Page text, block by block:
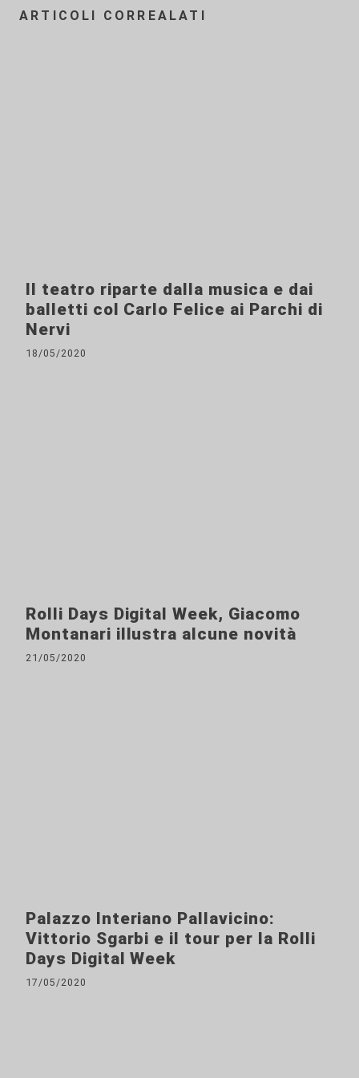
ARTICOLI CORREALATI
Il teatro riparte dalla musica e dai
balletti col Carlo Felice ai Parchi di
Nervi
18/05/2020
Rolli Days Digital Week, Giacomo
Montanari illustra alcune novità
21/05/2020
Palazzo Interiano Pallavicino:
Vittorio Sgarbi e il tour per la Rolli
Days Digital Week
17/05/2020